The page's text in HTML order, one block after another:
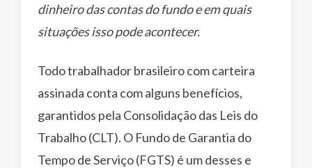
dinheiro das contas do fundo e em quais
situações isso pode acontecer.
Todo trabalhador brasileiro com carteira
assinada conta com alguns benefícios,
garantidos pela Consolidação das Leis do
Trabalho (CLT). O Fundo de Garantia do
Tempo de Serviço (FGTS) é um desses e